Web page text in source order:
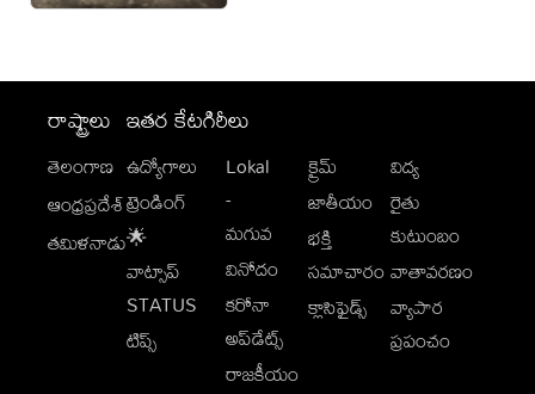
రాష్ట్రాలు
తెలంగాణ
ఆంధ్రప్రదేశ్
తమిళనాడు
ఇతర కేటగిరీలు
ఉద్యోగాలు
ట్రెండింగ్
🌟
వాట్సాప్
STATUS
టిప్స్
Lokal
-
మగువ
వినోదం
కరోనా
అప్‌డేట్స్
రాజకీయం
క్రైమ్
జాతీయం
భక్తి
సమాచారం
క్లాసిఫైడ్స్
విద్య
రైతు
కుటుంబం
వాతావరణం
వ్యాపార
ప్రపంచం